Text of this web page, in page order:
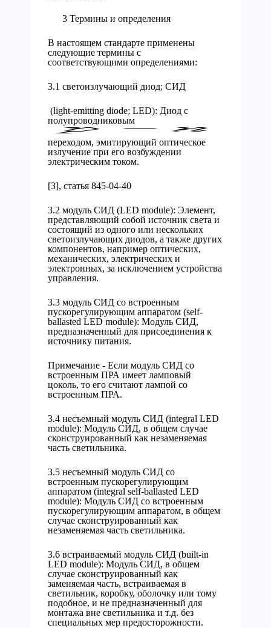
3 Термины и определения
В настоящем стандарте применены
следующие термины с
соответствующими определениями:
3.1 светоизлучающий диод; СИД
(light-emitting diode; LED): Диод с
полупроводниковым
переходом, эмитирующий оптическое
излучение при его возбуждении
электрическим током.
[3], статья 845-04-40
3.2 модуль СИД (LED module): Элемент,
представляющий собой источник света и
состоящий из одного или нескольких
светоизлучающих диодов, а также других
компонентов, например оптических,
механических, электрических и
электронных, за исключением устройства
управления.
3.3 модуль СИД со встроенным
пускорегулирующим аппаратом (self-
ballasted LED module): Модуль СИД,
предназначенный для присоединения к
источнику питания.
Примечание - Если модуль СИД со
встроенным ПРА имеет ламповый
цоколь, то его считают лампой со
встроенным ПРА.
3.4 несъемный модуль СИД (integral LED
module): Модуль СИД, в общем случае
сконструированный как незаменяемая
часть светильника.
3.5 несъемный модуль СИД со
встроенным пускорегулирующим
аппаратом (integral self-ballasted LED
module): Модуль СИД со встроенным
пускорегулирующим аппаратом, в общем
случае сконструированный как
незаменяемая часть светильника.
3.6 встраиваемый модуль СИД (built-in
LED module): Модуль СИД, в общем
случае сконструированный как
заменяемая часть, встраиваемая в
светильник, коробку, оболочку или тому
подобное, и не предназначенный для
монтажа вне светильника и т.д. без
специальных мер предосторожности.